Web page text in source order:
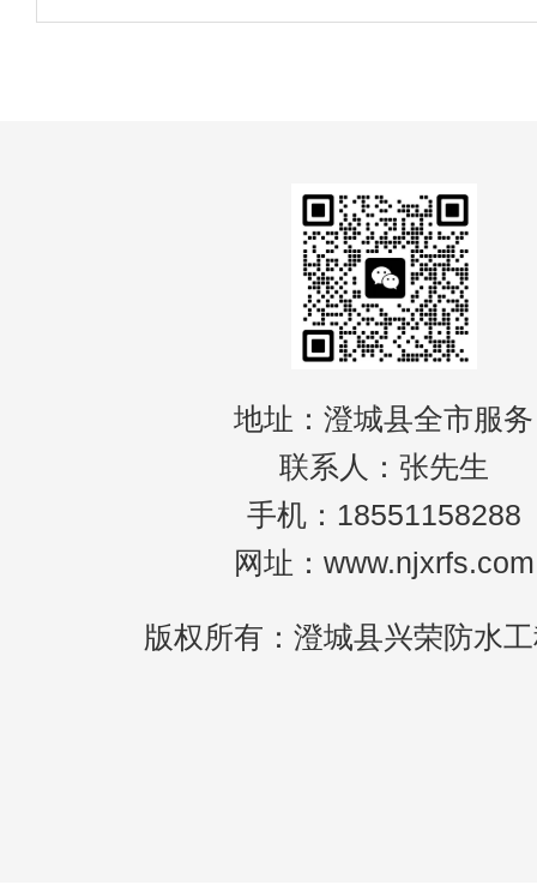
水层不能很好地结合，不能满足整体要求，
地址：澄城县全市服务
联系人：张先生
手机：18551158288
网址：www.njxrfs.com
版权所有：澄城县兴荣防水